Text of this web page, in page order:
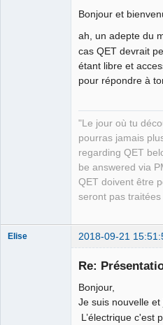
Bonjour et
ah, un adepte du
cas QET devrait
étant libre et
pour répondre à
"Le jour où tu
pourras jamais
regarding QET
be answered via
QET doivent être
seront pas traitées
Elise 2018-09-21
Re:
Bonjour,
Je suis nouvelle
L’électrique c'est